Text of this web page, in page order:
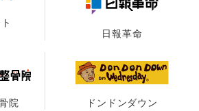
日報革命
院 ドンドンダウン